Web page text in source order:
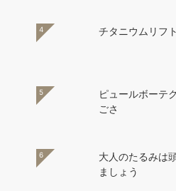
4 チタニウムリフ
5
ピュールボーテ
ごさ
6
大人のたるみは
ましょう